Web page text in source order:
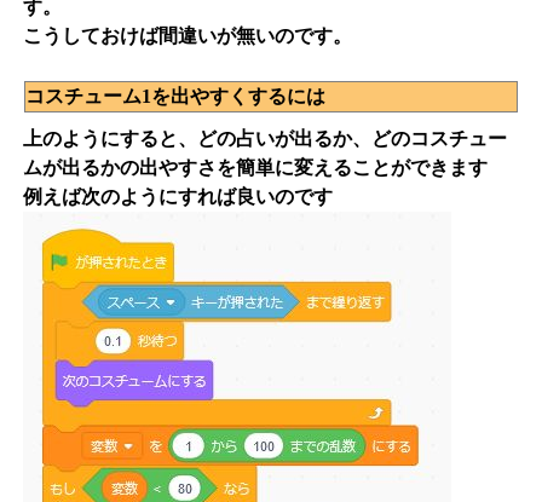
す。
こうしておけば間違いが無いのです。
コスチューム1を出やすくするには
上のようにすると、どの占いが出るか、どのコスチュー
ムが出るかの出やすさを簡単に変えることができます
例えば次のようにすれば良いのです